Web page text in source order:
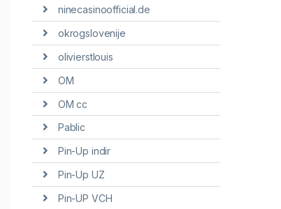
ninecasinoofficial.de
okrogslovenije
olivierstlouis
OM
OM cc
Pablic
Pin-Up indir
Pin-Up UZ
Pin-UP VCH